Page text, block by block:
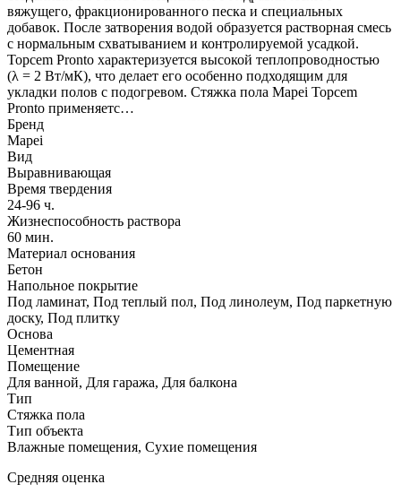
вяжущего, фракционированного песка и специальных
добавок. После затворения водой образуется растворная смесь
с нормальным схватыванием и контролируемой усадкой.
Topcem Pronto характеризуется высокой теплопроводностью
(λ = 2 Вт/мК), что делает его особенно подходящим для
укладки полов с подогревом. Стяжка пола Mapei Topcem
Pronto применяетс…
Бренд
Mapei
Вид
Выравнивающая
Время твердения
24-96 ч.
Жизнеспособность раствора
60 мин.
Материал основания
Бетон
Напольное покрытие
Под ламинат, Под теплый пол, Под линолеум, Под паркетную
доску, Под плитку
Основа
Цементная
Помещение
Для ванной, Для гаража, Для балкона
Тип
Стяжка пола
Тип объекта
Влажные помещения, Сухие помещения
Средняя оценка